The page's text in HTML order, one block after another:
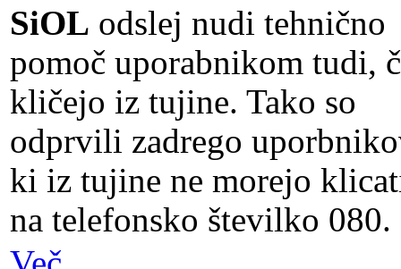
SiOL odslej nudi tehnično
pomoč uporabnikom tudi,
kličejo iz tujine. Tako so
odprvili zadrego
ki iz tujine ne morejo
na telefonsko številko 080.